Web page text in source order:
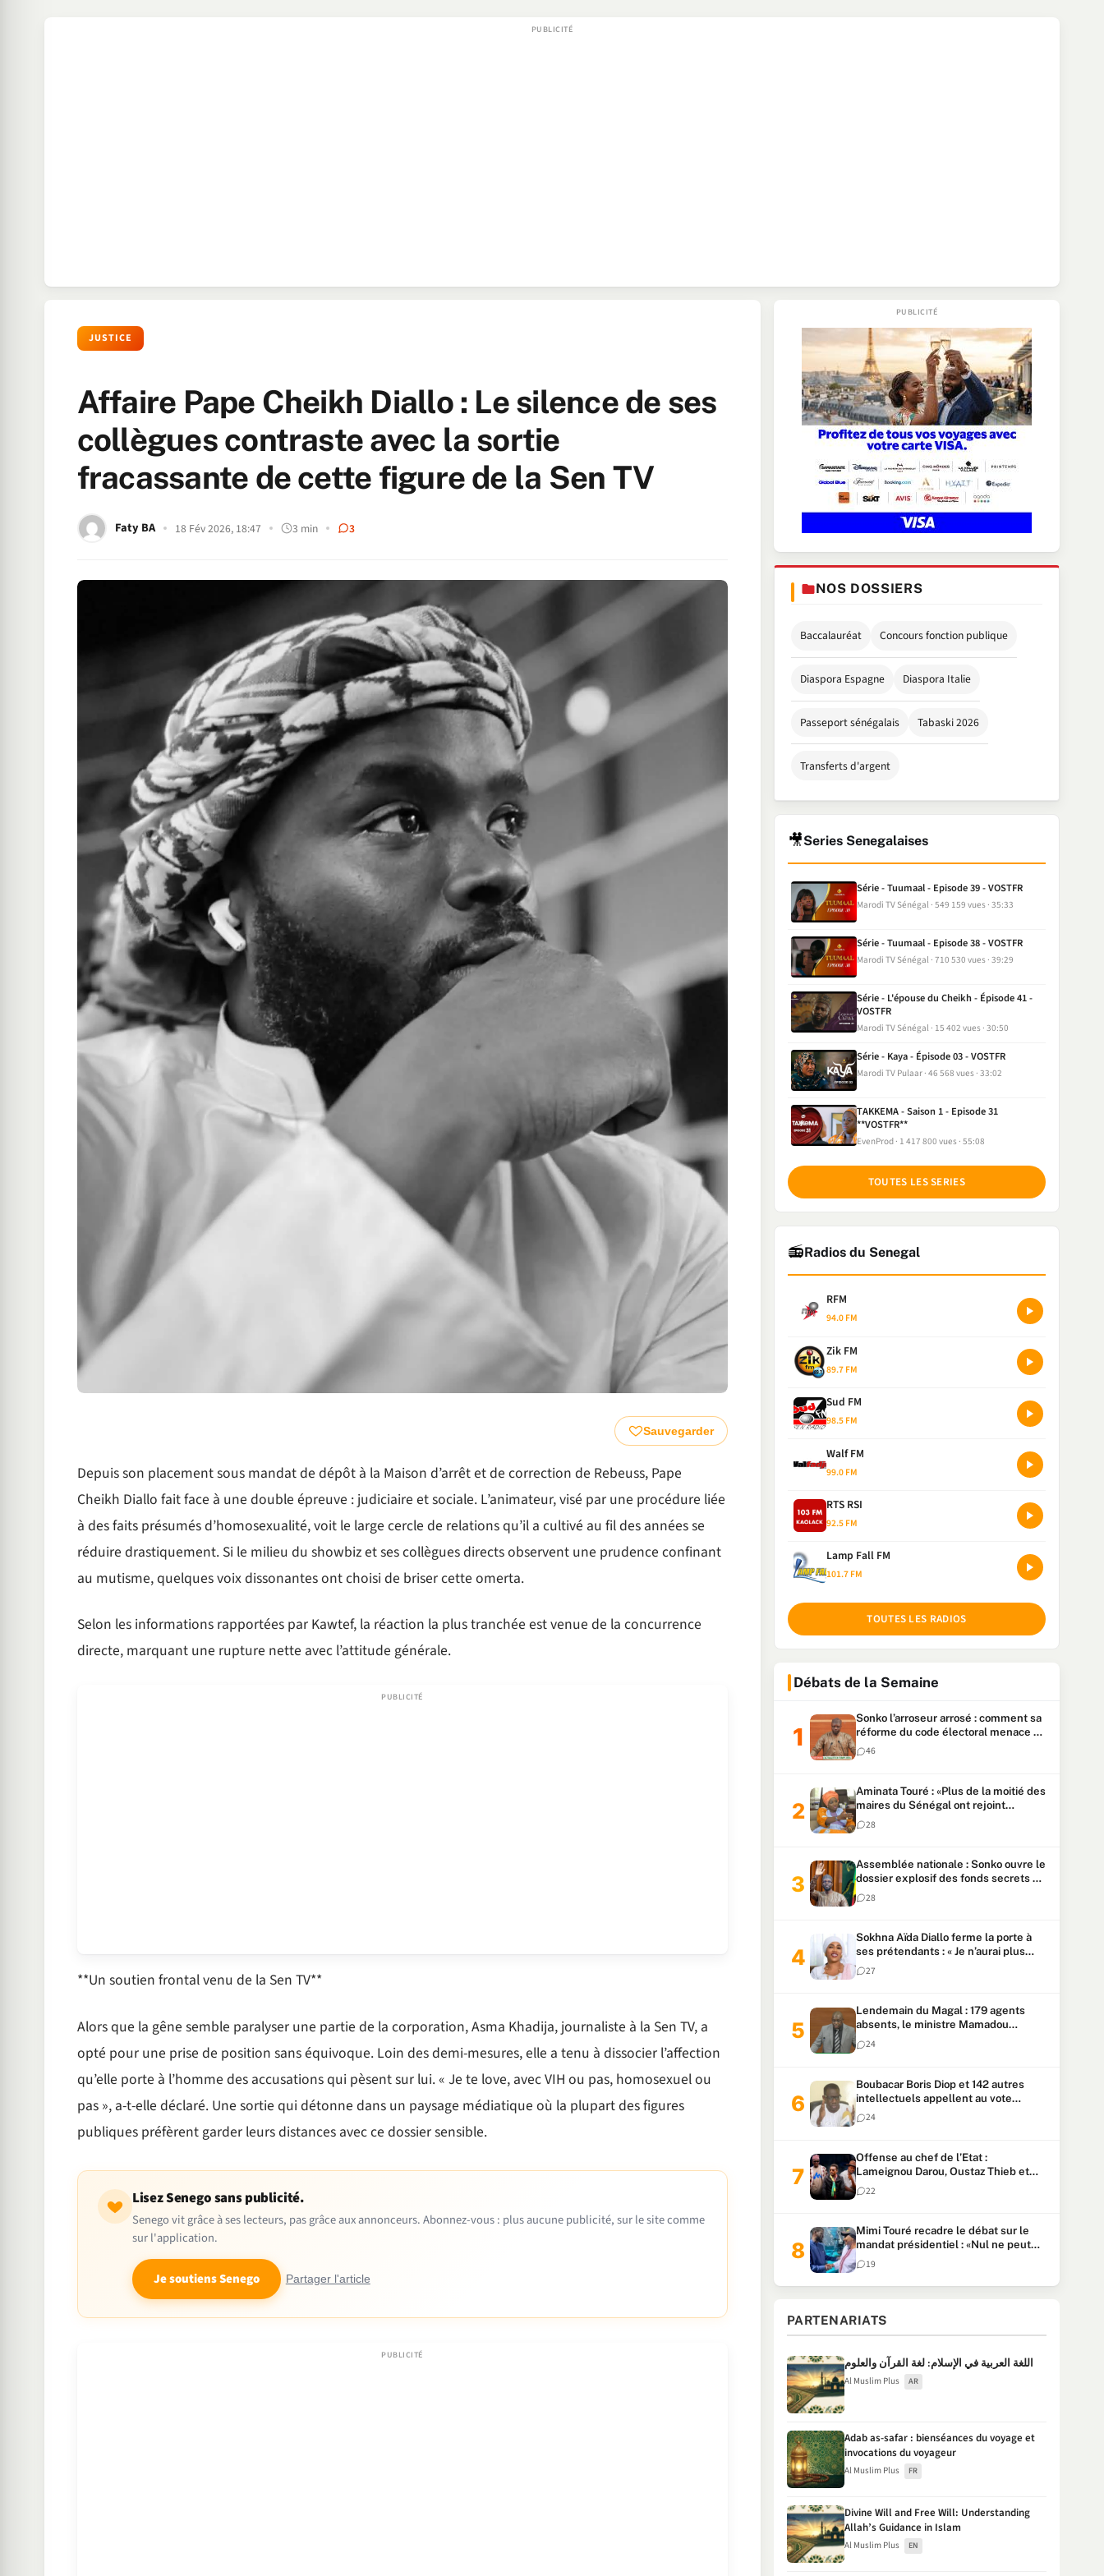
JUSTICE
Affaire Pape Cheikh Diallo : Le silence de ses
collègues contraste avec la sortie
fracassante de cette figure de la Sen TV
Faty BA 18 Fév 2026, 18:47 3 min 3
Sauvegarder
Depuis son placement sous mandat de dépôt à la Maison d’arrêt et de correction de Rebeuss, Pape
Cheikh Diallo fait face à une double épreuve : judiciaire et sociale. L’animateur, visé par une procédure liée
à des faits présumés d’homosexualité, voit le large cercle de relations qu’il a cultivé au fil des années se
réduire drastiquement. Si le milieu du showbiz et ses collègues directs observent une prudence confinant
au mutisme, quelques voix dissonantes ont choisi de briser cette omerta.
Selon les informations rapportées par Kawtef, la réaction la plus tranchée est venue de la concurrence
directe, marquant une rupture nette avec l’attitude générale.
**Un soutien frontal venu de la Sen TV**
Alors que la gêne semble paralyser une partie de la corporation, Asma Khadija, journaliste à la Sen TV, a
opté pour une prise de position sans équivoque. Loin des demi-mesures, elle a tenu à dissocier l’affection
qu’elle porte à l’homme des accusations qui pèsent sur lui. « Je te love, avec VIH ou pas, homosexuel ou
pas », a-t-elle déclaré. Une sortie qui détonne dans un paysage médiatique où la plupart des figures
publiques préfèrent garder leurs distances avec ce dossier sensible.
Lisez Senego sans publicité.
Senego vit grâce à ses lecteurs, pas grâce aux annonceurs. Abonnez-vous : plus aucune publicité, sur le site comme
sur l'application.
Je soutiens Senego Partager l'article
NOS DOSSIERS
Baccalauréat Concours fonction publique
Diaspora Espagne Diaspora Italie
Passeport sénégalais Tabaski 2026
Transferts d'argent
🎥Series Senegalaises
Série - Tuumaal - Episode 39 - VOSTFR
Marodi TV Sénégal 549 159 vues 35:33
Série - Tuumaal - Episode 38 - VOSTFR
Marodi TV Sénégal 710 530 vues 39:29
Série - L'épouse du Cheikh - Épisode 41 -
VOSTFR
Marodi TV Sénégal 15 402 vues 30:50
Série - Kaya - Épisode 03 - VOSTFR
Marodi TV Pulaar 46 568 vues 33:02
TAKKEMA - Saison 1 - Episode 31
**VOSTFR**
EvenProd 1 417 800 vues 55:08
TOUTES LES SERIES
📻Radios du Senegal
RFM
94.0 FM
Zik FM
89.7 FM
Sud FM
98.5 FM
Walf FM
99.0 FM
RTS RSI
92.5 FM
Lamp Fall FM
101.7 FM
TOUTES LES RADIOS
Débats de la Semaine
Sonko l’arroseur arrosé : comment sa
réforme du code électoral menace sa
candidature
46
Aminata Touré : «Plus de la moitié des
maires du Sénégal ont rejoint
Kiiraay»
28
Assemblée nationale : Sonko ouvre le
dossier explosif des fonds secrets et
du patrimoine présidentiel
28
Sokhna Aïda Diallo ferme la porte à
ses prétendants : « Je n’aurai plus
jamais un autre mari »
27
Lendemain du Magal : 179 agents
absents, le ministre Mamadou
Lamine Dianté exige des explications
24
Boubacar Boris Diop et 142 autres
intellectuels appellent au vote
urgent de la révision
constitutionnelle
24
Offense au chef de l’Etat :
Lameignou Darou, Oustaz Thieb et
Ndiaye Touba lourdement
condamnés
22
Mimi Touré recadre le débat sur le
mandat présidentiel : «Nul ne peut
faire plus de deux mandats
consécutifs de 5 ans»
19
PARTENARIATS
اللغة العربية في الإسلام: لغة القرآن والعلوم
Al Muslim Plus AR
Adab as-safar : bienséances du voyage et
invocations du voyageur
Al Muslim Plus FR
Divine Will and Free Will: Understanding
Allah’s Guidance in Islam
Al Muslim Plus EN